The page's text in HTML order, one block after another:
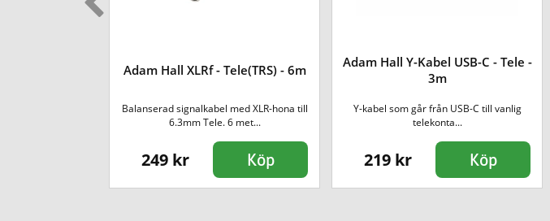
Adam Hall XLRf - Tele(TRS) - 6m
Balanserad signalkabel med XLR-hona till
6.3mm Tele. 6 met...
249 kr Köp
Adam Hall Y-Kabel USB-C - Tele -
3m
Y-kabel som går från USB-C till vanlig
telekonta...
219 kr Köp